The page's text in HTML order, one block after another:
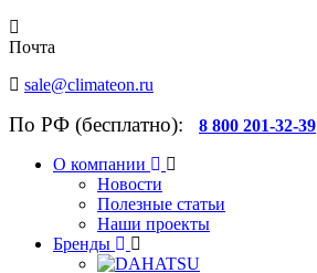
Почта
sale@climateon.ru
По РФ (бесплатно): 8 800 201-32-39
О компании
Новости
Полезные статьи
Наши проекты
Бренды